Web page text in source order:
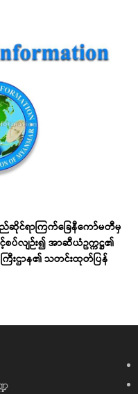
ည်ဆိုင်ရာကြက်ခြေနီကော်မတီမှ
လျဉ်း၍ အာဆီယံဥက္ကဋ္ဌ၏
ကြီးဌာန၏ သတင်းထုတ်ပြန်